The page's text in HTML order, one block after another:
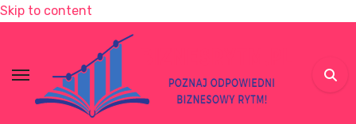
Skip to content